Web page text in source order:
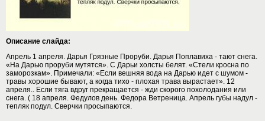
Описание слайда:
Апрель 1 апреля. Дарья Грязные Проруби. Дарья Поплавиха - тают снега.
«На Дарью проруби мутятся». С Дарьи холсты белят. «Стели кросна по
заморозкам». Примечали: «Если вешняя вода на Дарью идет с шумом -
травы хорошие бывают, а когда тихо - плохая трава вырастает». 12
апреля.. Если тяга вдруг прекращается - жди скорого похолодания или
снега. ( 18 апреля. Федулов день. Федора Ветреница. Апрель губы надул -
тепляк подул. Сверчки просыпаются.